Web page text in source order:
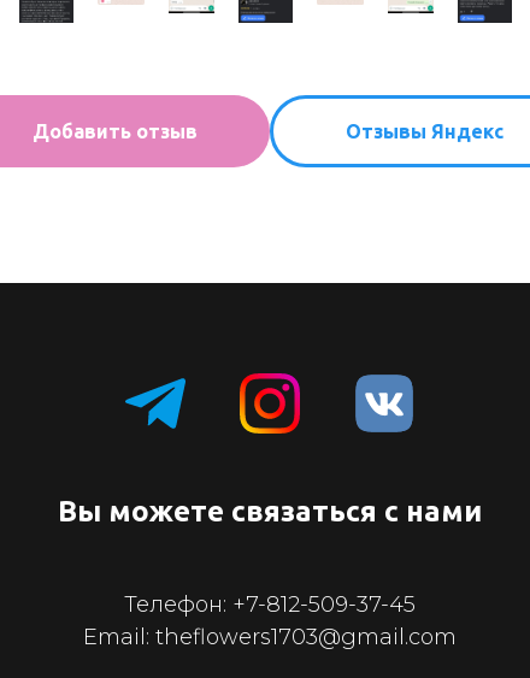
Добавить отзыв Отзывы Яндекс
Вы можете связаться с нами
Телефон: +7-812-509-37-45
Email: theflowers1703@gmail.com